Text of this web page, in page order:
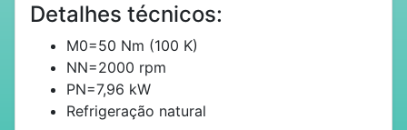
Detalhes técnicos:
M0=50 Nm (100 K)
NN=2000 rpm
PN=7,96 kW
Refrigeração natural